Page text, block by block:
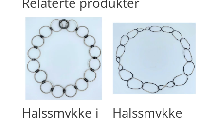
Halssmykke i Halssmykke